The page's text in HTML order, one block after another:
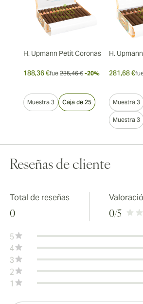
H. Upmann Petit Coronas
188,36 €fue 235,46 € -20%
Muestra 3 Caja de 25
H.
281,68 €
Muestra 3
Muestra 3
Reseñas de cliente
Total de reseñas
0 0/5
5
4
3
2
1